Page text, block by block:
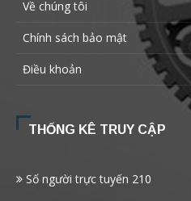
Về chúng tôi
Chính sách bảo mật
Điều khoản
THỐNG KÊ TRUY CẬP
Số người trực tuyến 210